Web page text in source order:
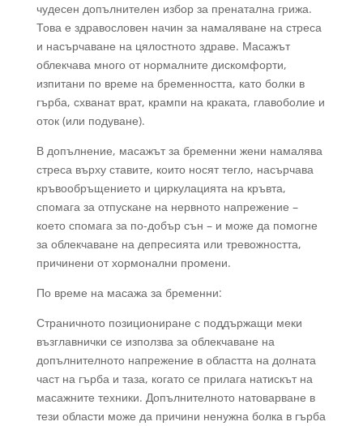
чудесен допълнителен избор за пренатална грижа.
Това е здравословен начин за намаляване на стреса
и насърчаване на цялостното здраве. Масажът
облекчава много от нормалните дискомфорти,
изпитани по време на бременността, като болки в
гърба, схванат врат, крампи на краката, главоболие и
оток (или подуване).
В допълнение, масажът за бременни жени намалява
стреса върху ставите, които носят тегло, насърчава
кръвообръщението и циркулацията на кръвта,
спомага за отпускане на нервното напрежение –
което спомага за по-добър сън – и може да помогне
за облекчаване на депресията или тревожността,
причинени от хормонални промени.
По време на масажа за бременни:
Страничното позициониране с поддържащи меки
възглавнички се използва за облекчаване на
допълнителното напрежение в областта на долната
част на гърба и таза, когато се прилага натискът на
масажните техники. Допълнителното натоварване в
тези области може да причини ненужна болка в гърба